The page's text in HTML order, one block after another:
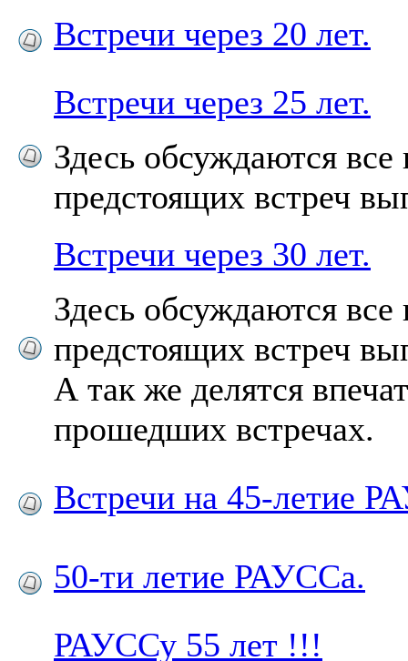
Встречи через 20 лет.
Встречи через 25 лет.
Здесь обсуждаются
предстоящих встреч
Встречи через 30 лет.
Здесь обсуждаются
предстоящих встреч
А так же делятся
прошедших встречах.
Встречи на 45-летие
50-ти летие РАУССа.
РАУССу 55 лет !!!